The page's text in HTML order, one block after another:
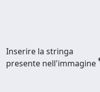
Inserire la stringa
presente nell'immagine